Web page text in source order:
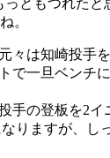
。
は知崎投
一旦ベン
の登板を2イ
りますが、し